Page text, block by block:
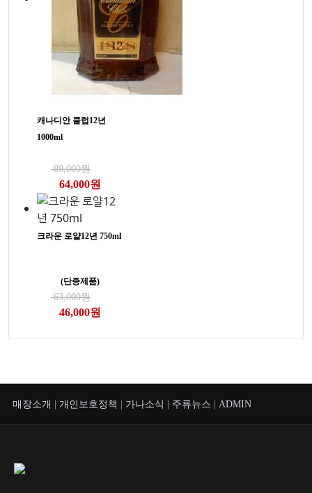
캐나디안 클럽12년
1000ml
89,000원
64,000원
크라운 로얄12년 750ml
(단종제품)
63,000원
46,000원
매장소개 개인보호정책 가나소식 주류뉴스 ADMIN